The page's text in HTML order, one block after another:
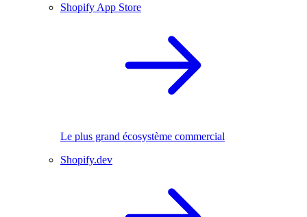
Shopify App Store
Le plus grand écosystème commercial
Shopify.dev